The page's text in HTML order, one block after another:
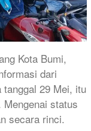
Kota Bumi,
dari
tanggal 29 Mei, itu
status
secara rinci.